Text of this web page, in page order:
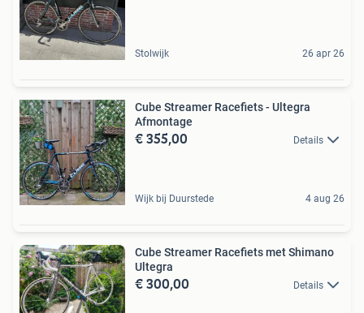
Stolwijk 26 apr 26
Cube Streamer Racefiets - Ultegra
Afmontage
€ 355,00 Details
Wijk bij Duurstede 4 aug 26
Cube Streamer Racefiets met Shimano
Ultegra
€ 300,00 Details